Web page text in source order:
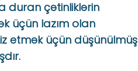
duran çətinliklərin
üçün lazım olan
etmək üçün düşünülmüş